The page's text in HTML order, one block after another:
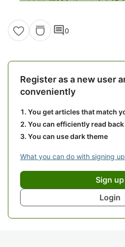
comment0
Register as a new user
conveniently
You get articles that match
You can efficiently read
You can use dark theme
What you can do with signing up
Sign up
Login